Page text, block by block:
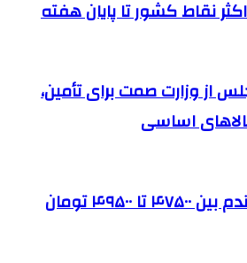
اکثر نقاط کشور تا پایان هفته
از وزارت صمت برای تأمین،
اساسی
خرید تضمینی گندم بین ۴۷۵۰۰ تا ۴۹۵۰۰ تومان